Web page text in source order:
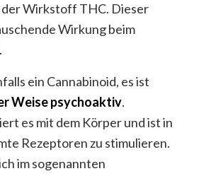
Wirkstoff THC. Dieser
Wirkung beim
ein Cannabinoid, es ist
Weise psychoaktiv.
es mit dem Körper und ist in
Rezeptoren zu stimulieren.
im sogenannten